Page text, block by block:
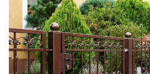
zoom in